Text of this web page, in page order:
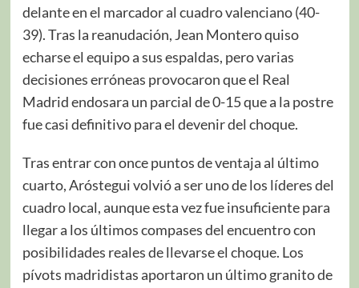
delante en el marcador al cuadro valenciano (40-
39). Tras la reanudación, Jean Montero quiso
echarse el equipo a sus espaldas, pero varias
decisiones erróneas provocaron que el Real
Madrid endosara un parcial de 0-15 que a la postre
fue casi definitivo para el devenir del choque.
Tras entrar con once puntos de ventaja al último
cuarto, Aróstegui volvió a ser uno de los líderes del
cuadro local, aunque esta vez fue insuficiente para
llegar a los últimos compases del encuentro con
posibilidades reales de llevarse el choque. Los
pívots madridistas aportaron un último granito de